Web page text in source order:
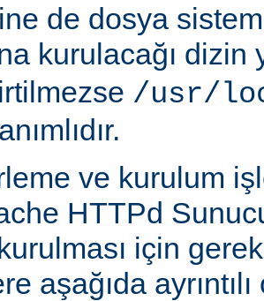
de dosya
kurulacağı dizin
/usr/
ve kurulum
HTTPd
için
aşağıda